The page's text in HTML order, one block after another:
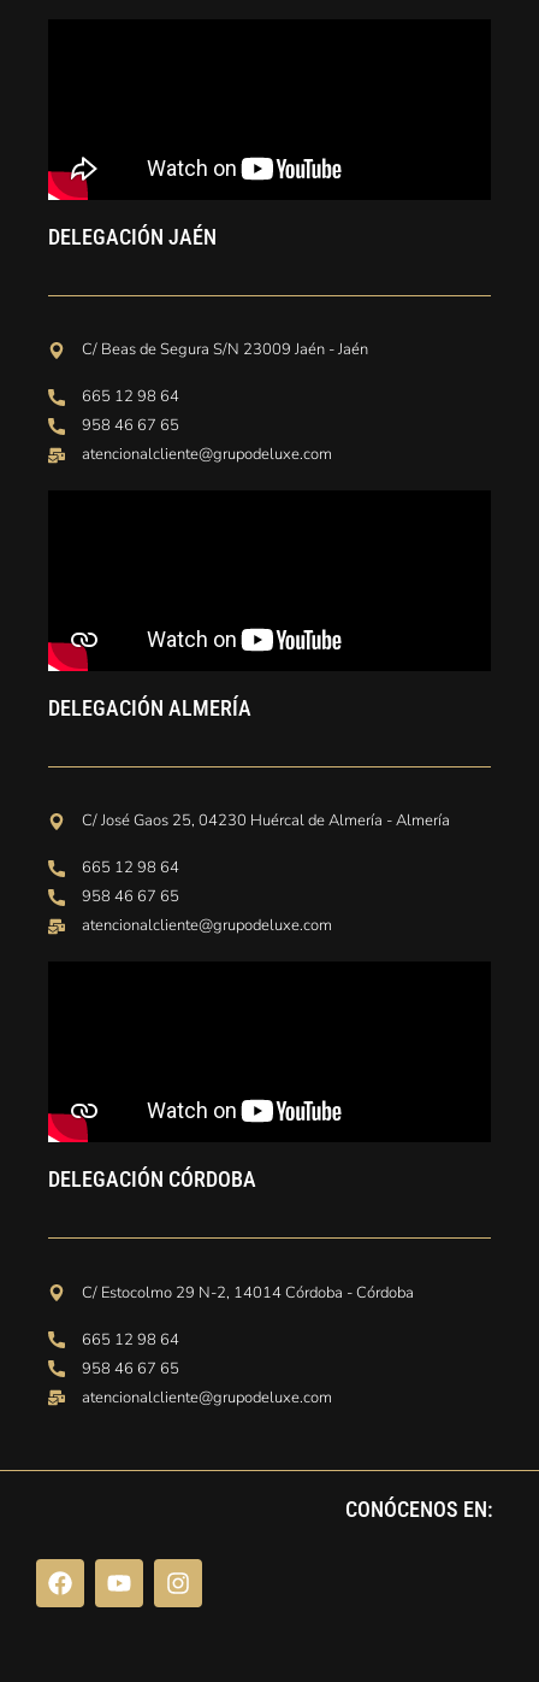
DELEGACIÓN JAÉN
C/ Beas de Segura S/N 23009 Jaén - Jaén
665 12 98 64
958 46 67 65
atencionalcliente@grupodeluxe.com
DELEGACIÓN ALMERÍA
C/ José Gaos 25, 04230 Huércal de Almería - Almería
665 12 98 64
958 46 67 65
atencionalcliente@grupodeluxe.com
DELEGACIÓN CÓRDOBA
C/ Estocolmo 29 N-2, 14014 Córdoba - Córdoba
665 12 98 64
958 46 67 65
atencionalcliente@grupodeluxe.com
CONÓCENOS EN: